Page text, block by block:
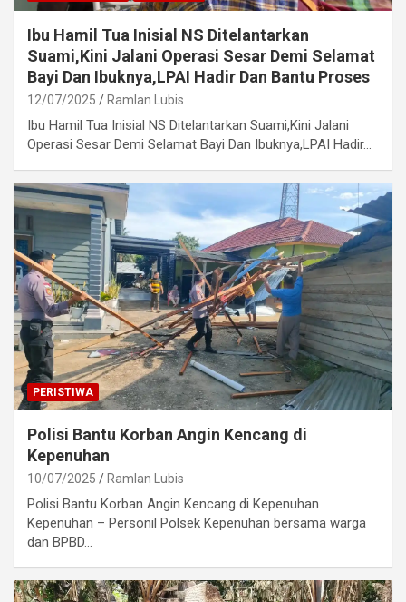
Ibu Hamil Tua Inisial NS Ditelantarkan
Suami,Kini Jalani Operasi Sesar Demi Selamat
Bayi Dan Ibuknya,LPAI Hadir Dan Bantu Proses
12/07/2025 Ramlan Lubis
Ibu Hamil Tua Inisial NS Ditelantarkan Suami,Kini Jalani
Operasi Sesar Demi Selamat Bayi Dan Ibuknya,LPAI Hadir…
PERISTIWA
Polisi Bantu Korban Angin Kencang di
Kepenuhan
10/07/2025 Ramlan Lubis
Polisi Bantu Korban Angin Kencang di Kepenuhan
Kepenuhan – Personil Polsek Kepenuhan bersama warga
dan BPBD…